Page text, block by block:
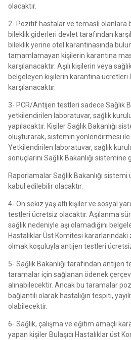
olacaktır.
2- Pozitif hastalar ve temaslı olanlara
bileklik giderleri devlet tarafından
bileklik yerine otel karantinasında
tamamlamayan kişilerin karantina
karşılanacaktır. Aşılı kişilerin veya
belgeleyen kişilerin karantina ücretleri
karşılanacaktır.
3- PCR/Antijen testleri sadece Sağlık
yetkilendirilen laboratuvar, sağlık
yapılacaktır. Kişiler Sağlık Bakanlığı
oluşturarak, sistemin yönlendirmesi
Yetkilendirilen laboratuvar, sağlık
sonuçlarını Sağlık Bakanlığı sistemine
Raporlamalar Sağlık Bakanlığı sistemi
kabul edilebilir olacaktır.
4- On sekiz yaş altı kişiler ve sosyal
testleri ücretsiz olacaktır. Aşılanma
sağlık nedeniyle aşı olamadığını
Hastalıklar Üst Komitesi kararlarındaki
olmak koşuluyla antijen testleri
5- Sağlık Bakanlığı tarafından antijen
taramalar için sağlanan ödenek
alınabilecektir. Ancak bu taramalar
bağlantılı olarak hastalığın tespiti,
olabilecektir.
6- Sağlık, çalışma ve eğitim amaçlı
yapan kişiler Bulaşıcı Hastalıklar üst